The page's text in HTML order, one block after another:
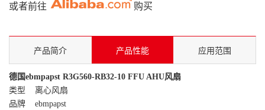
或者前往 购买
产品简介 产品性能 应用范围
德国ebmpapst R3G560-RB32-10 FFU AHU风扇
类型 离心风扇
品牌 ebmpapst